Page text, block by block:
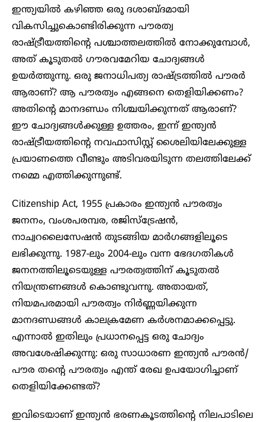
ഇന്ത്യയിൽ കഴിഞ്ഞ ഒരു ദശാബ്ദമായി
വികസിച്ചുകൊണ്ടിരിക്കുന്ന പൗരത്വ
രാഷ്ട്രീയത്തിന്റെ പശ്ചാത്തലത്തിൽ നോക്കുമ്പോൾ,
അത് കൂടുതൽ ഗൗരവമേറിയ ചോദ്യങ്ങൾ
ഉയർത്തുന്നു. ഒരു ജനാധിപത്യ രാഷ്ട്രത്തിൽ പൗരർ
ആരാണ്? ആ പൗരത്വം എങ്ങനെ തെളിയിക്കണം?
അതിന്റെ മാനദണ്ഡം നിശ്ചയിക്കുന്നത് ആരാണ്?
ഈ ചോദ്യങ്ങൾക്കുള്ള ഉത്തരം, ഇന്ന് ഇന്ത്യൻ
രാഷ്ട്രീയത്തിന്റെ നവഫാസിസ്റ്റ് ശൈലിയിലേക്കുള്ള
പ്രയാണത്തെ വീണ്ടും അടിവരയിടുന്ന തലത്തിലേക്ക്
നമ്മെ എത്തിക്കുന്നുണ്ട്.
Citizenship Act, 1955 പ്രകാരം ഇന്ത്യൻ പൗരത്വം
ജനനം, വംശപരമ്പര, രജിസ്ട്രേഷൻ,
നാച്വറലൈസേഷൻ തുടങ്ങിയ മാർഗങ്ങളിലൂടെ
ലഭിക്കുന്നു. 1987-ലും 2004-ലും വന്ന ഭേദഗതികൾ
ജനനത്തിലൂടെയുള്ള പൗരത്വത്തിന് കൂടുതൽ
നിയന്ത്രണങ്ങൾ കൊണ്ടുവന്നു. അതായത്,
നിയമപരമായി പൗരത്വം നിർണ്ണയിക്കുന്ന
മാനദണ്ഡങ്ങൾ കാലക്രമേണ കർശനമാക്കപ്പെട്ടു.
എന്നാൽ ഇതിലും പ്രധാനപ്പെട്ട ഒരു ചോദ്യം
അവശേഷിക്കുന്നു: ഒരു സാധാരണ ഇന്ത്യൻ പൗരൻ/
പൗര തന്റെ പൗരത്വം എന്ത് രേഖ ഉപയോഗിച്ചാണ്
തെളിയിക്കേണ്ടത്?
ഇവിടെയാണ് ഇന്ത്യൻ ഭരണകൂടത്തിന്റെ നിലപാടിലെ